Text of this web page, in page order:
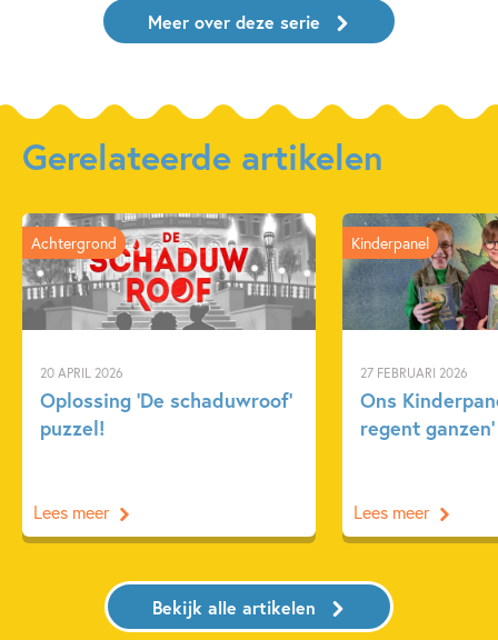
Meer over deze serie
Gerelateerde artikelen
20 APRIL 2026
Oplossing ‘De schaduwroof’
puzzel!
Achtergrond
Lees meer
27 FEBRUARI 2026
Ons
regent ganzen’
Kinderpanel
Lees meer
Bekijk alle artikelen